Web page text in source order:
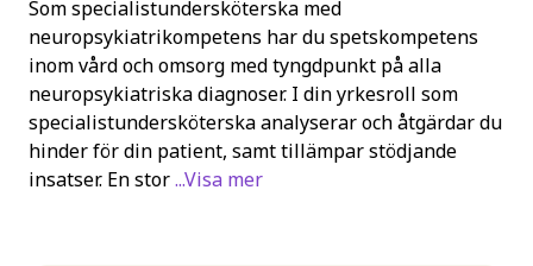
Som specialistundersköterska med
neuropsykiatrikompetens har du spetskompetens
inom vård och omsorg med tyngdpunkt på alla
neuropsykiatriska diagnoser. I din yrkesroll som
specialistundersköterska analyserar och åtgärdar du
hinder för din patient, samt tillämpar stödjande
insatser. En stor...Visa mer